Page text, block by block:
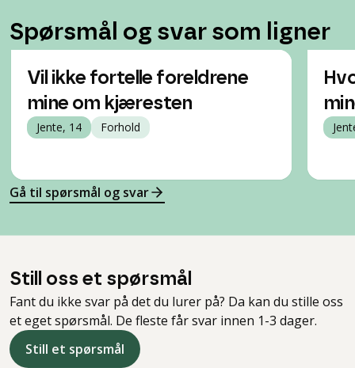
Spørsmål og svar som ligner
Vil ikke fortelle foreldrene
mine om kjæresten
Jente, 14 Forhold
Gå til spørsmål og svar
Still oss et spørsmål
Fant du ikke svar på det du lurer på? Da kan du stille oss
et eget spørsmål. De fleste får svar innen 1-3 dager.
Still et spørsmål